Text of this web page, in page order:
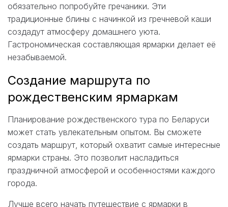
обязательно попробуйте гречаники. Эти
традиционные блины с начинкой из гречневой каши
создадут атмосферу домашнего уюта.
Гастрономическая составляющая ярмарки делает её
незабываемой.
Создание маршрута по
рождественским ярмаркам
Планирование рождественского тура по Беларуси
может стать увлекательным опытом. Вы сможете
создать маршрут, который охватит самые интересные
ярмарки страны. Это позволит насладиться
праздничной атмосферой и особенностями каждого
города.
Лучше всего начать путешествие с ярмарки в